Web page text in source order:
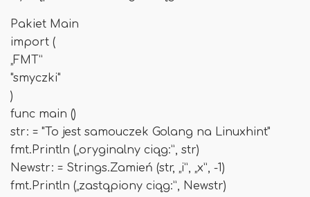
Pakiet Main
import (
„FMT”
"smyczki"
)
func main ()
str: = "To jest samouczek Golang na Linuxhint"
fmt.Println („oryginalny ciąg:”, str)
Newstr: = Strings.Zamień (str, „i”, „x”, -1)
fmt.Println („zastąpiony ciąg:”, Newstr)